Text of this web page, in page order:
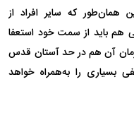
که سایر افراد از
باید از سمت خود استعفا
آن هم در حد آستان قدس
را به‌همراه خواهد